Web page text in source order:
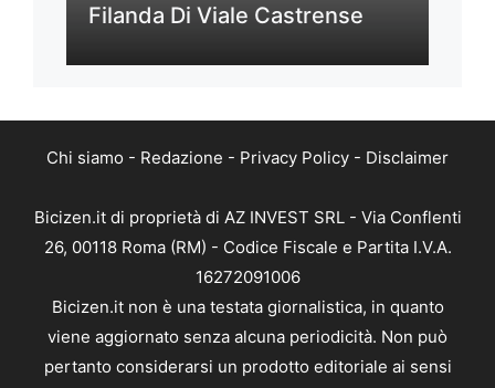
Filanda Di Viale Castrense
Chi siamo - Redazione - Privacy Policy - Disclaimer
Bicizen.it di proprietà di AZ INVEST SRL - Via Conflenti
26, 00118 Roma (RM) - Codice Fiscale e Partita I.V.A.
16272091006
Bicizen.it non è una testata giornalistica, in quanto
viene aggiornato senza alcuna periodicità. Non può
pertanto considerarsi un prodotto editoriale ai sensi